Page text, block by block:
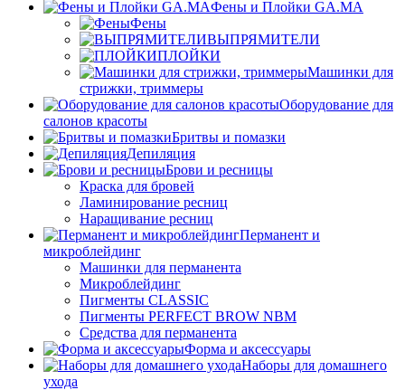
Фены и Плойки GA.MA
Фены
ВЫПРЯМИТЕЛИ
ПЛОЙКИ
Машинки для
стрижки, триммеры
Оборудование для
салонов красоты
Бритвы и помазки
Депиляция
Брови и ресницы
Краска для бровей
Ламинирование ресниц
Наращивание ресниц
Перманент и
микроблейдинг
Машинки для перманента
Микроблейдинг
Пигменты CLASSIC
Пигменты PERFECT BROW NBM
Средства для перманента
Форма и аксессуары
Наборы для домашнего
ухода